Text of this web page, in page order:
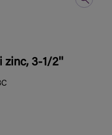
zinc, 3-1/2''